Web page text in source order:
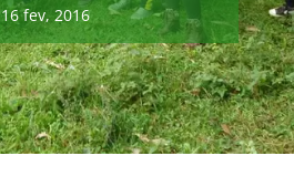
16 fev, 2016